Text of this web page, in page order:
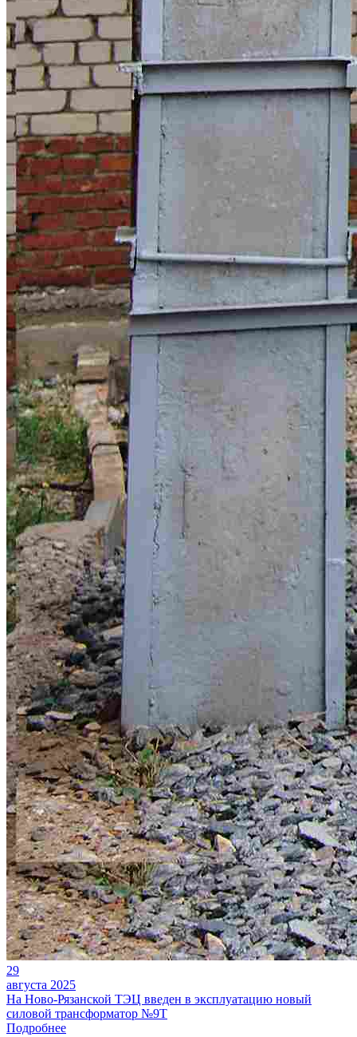
29
августа 2025
На Ново-Рязанской ТЭЦ введен в эксплуатацию новый
силовой трансформатор №9Т
Подробнее